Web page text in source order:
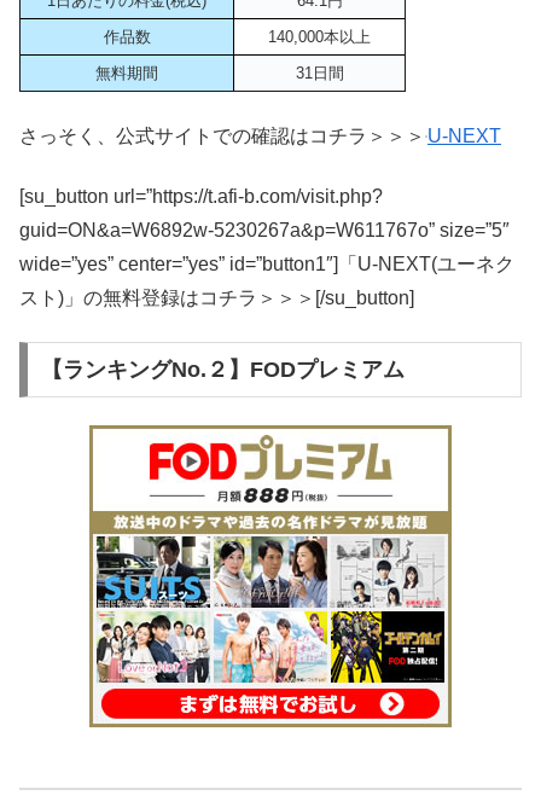
作品数
140,000本以上
無料期間
31日間
さっそく、公式サイトでの確認はコチラ＞＞＞ U-NEXT
[su_button url=”https://t.afi-b.com/visit.php?
guid=ON&a=W6892w-5230267a&p=W611767o” size=”5″
wide=”yes” center=”yes” id=”button1″]「U-NEXT(ユーネク
スト)」の無料登録はコチラ＞＞＞[/su_button]
【ランキングNo.２】FODプレミアム